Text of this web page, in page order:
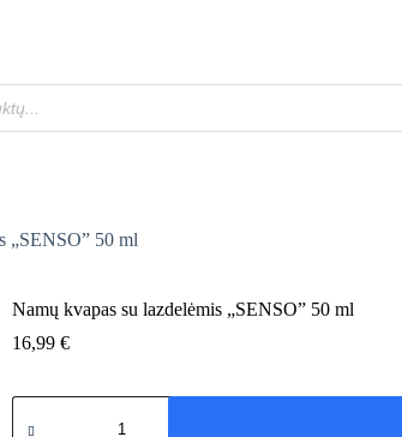
„SENSO” 50 ml
Namų kvapas su lazdelėmis „SENSO” 50 ml
16,99€
produkto
kiekis: